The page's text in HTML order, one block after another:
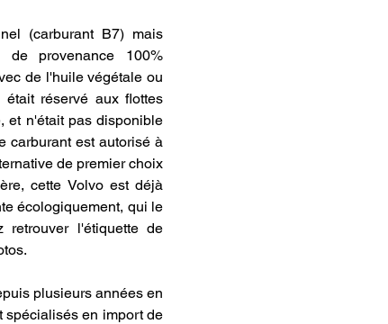
(carburant B7) mais
de provenance 100%
de l'huile végétale ou
réservé aux flottes
et n'était pas disponible
carburant est autorisé à
de premier choix
cette Volvo est déjà
écologiquement, qui le
retrouver l'étiquette de
plusieurs années en
spécialisés en import de